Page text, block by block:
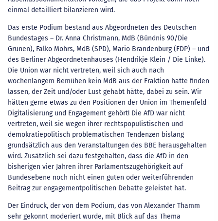
einmal detailliert bilanzieren wird.
Das erste Podium bestand aus Abgeordneten des Deutschen
Bundestages – Dr. Anna Christmann, MdB (Bündnis 90/Die
Grünen), Falko Mohrs, MdB (SPD), Mario Brandenburg (FDP) – und
des Berliner Abgeordnetenhauses (Hendrikje Klein / Die Linke).
Die Union war nicht vertreten, weil sich auch nach
wochenlangem Bemühen kein MdB aus der Fraktion hatte finden
lassen, der Zeit und/oder Lust gehabt hätte, dabei zu sein. Wir
hätten gerne etwas zu den Positionen der Union im Themenfeld
Digitalisierung und Engagement gehört! Die AfD war nicht
vertreten, weil sie wegen ihrer rechtspopulistischen und
demokratiepolitisch problematischen Tendenzen bislang
grundsätzlich aus den Veranstaltungen des BBE herausgehalten
wird. Zusätzlich sei dazu festgehalten, dass die AfD in den
bisherigen vier Jahren ihrer Parlamentszugehörigkeit auf
Bundesebene noch nicht einen guten oder weiterführenden
Beitrag zur engagementpolitischen Debatte geleistet hat.
Der Eindruck, der von dem Podium, das von Alexander Thamm
sehr gekonnt moderiert wurde, mit Blick auf das Thema